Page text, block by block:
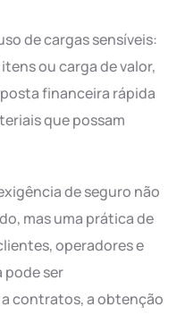
de cargas sensíveis:
ou carga de valor,
financeira rápida
que possam
de seguro não
mas uma prática de
operadores e
pode ser
contratos, a obtenção